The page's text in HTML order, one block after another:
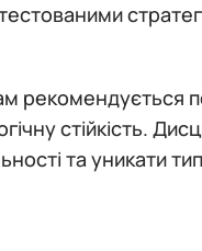
рекомендується
стійкість.
та уникати